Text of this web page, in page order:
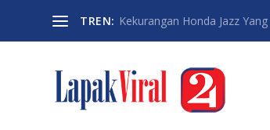
TREN: Kekurangan Honda Jazz